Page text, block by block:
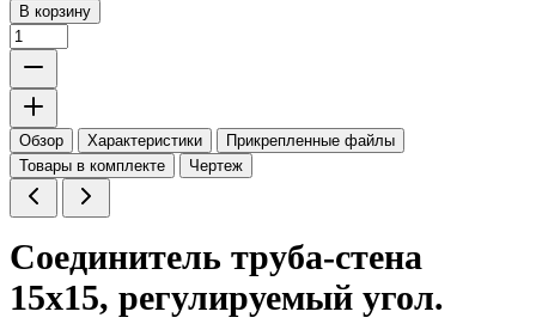
В корзину
Обзор Характеристики
Прикрепленные файлы
Товары в комплекте
Чертеж
Соединитель труба-стена
15х15, регулируемый угол.